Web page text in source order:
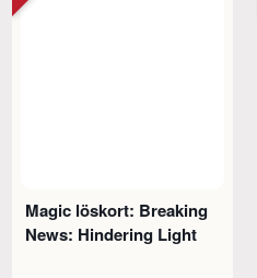
Magic löskort: Breaking
News: Hindering Light